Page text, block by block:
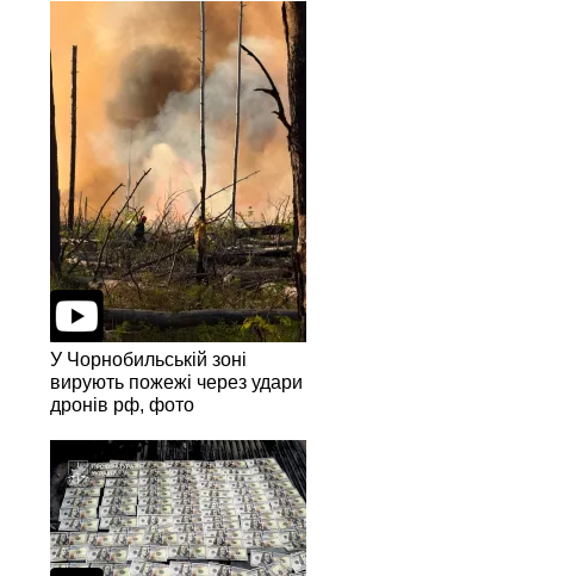
У Чорнобильській зоні
вирують пожежі через удари
дронів рф, фото